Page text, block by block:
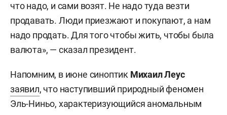
что надо, и сами возят. Не надо туда везти
продавать. Люди приезжают и покупают, а нам
надо продать. Для того чтобы жить, чтобы была
валюта», — сказал президент.
Напомним, в июне синоптик Михаил Леус
заявил, что наступивший природный феномен
Эль-Ниньо, характеризующийся аномальным